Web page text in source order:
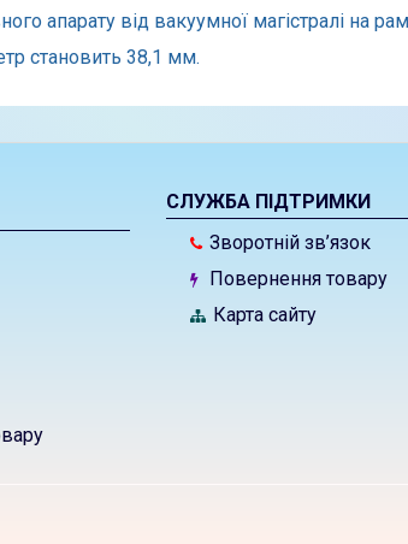
апарату від вакуумної магістралі на
становить 38,1 мм.
СЛУЖБА ПІДТРИМКИ
Зворотній зв’язок
Повернення товару
Карта сайту